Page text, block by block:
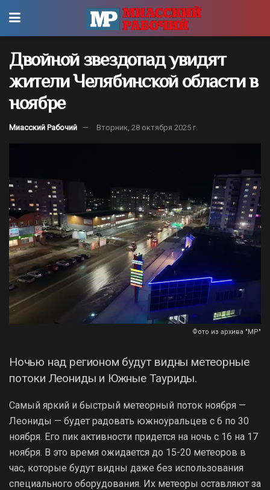
Двойной звездопад увидят
жители Челябинской области в
ноябре
Миасский Рабочий Вторник, 28 октября 2025 г.
Фото из архива "МР"
Ночью над регионом будут видны метеорные
потоки Леониды и Южные Тауриды.
Самый яркий и быстрый метеорный поток ноября —
Леониды — будет радовать южноуральцев с 6 по 30
ноября. Его пик активности придется на ночь с 16 на 17
ноября. В это время ожидается до 15-20 метеоров в
час, которые будут видны даже без использования
специального оборудования. Их метеоры оставляют за